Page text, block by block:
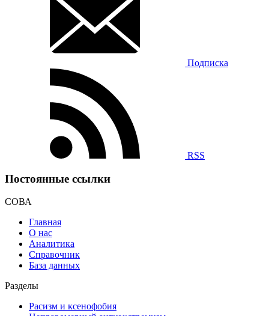
Подписка
RSS
Постоянные ссылки
СОВА
Главная
О нас
Аналитика
Справочник
База данных
Разделы
Расизм и ксенофобия